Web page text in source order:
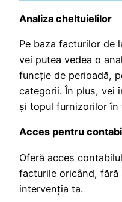
Analiza cheltuielilor
Pe baza facturilor de
vei putea vedea o
funcție de perioadă,
categorii. În plus, vei
și topul furnizorilor în
Acces pentru
Oferă acces
facturile oricând, fără
intervenția ta.